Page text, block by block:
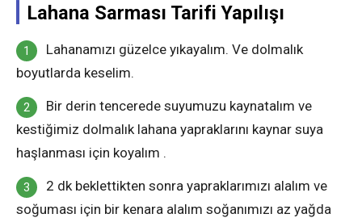
Lahana Sarması Tarifi Yapılışı
Lahanamızı güzelce yıkayalım. Ve dolmalık
boyutlarda keselim.
Bir derin tencerede suyumuzu kaynatalım ve
kestiğimiz dolmalık lahana yapraklarını kaynar suya
haşlanması için koyalım .
2 dk beklettikten sonra yapraklarımızı alalım ve
soğuması için bir kenara alalım soğanımızı az yağda